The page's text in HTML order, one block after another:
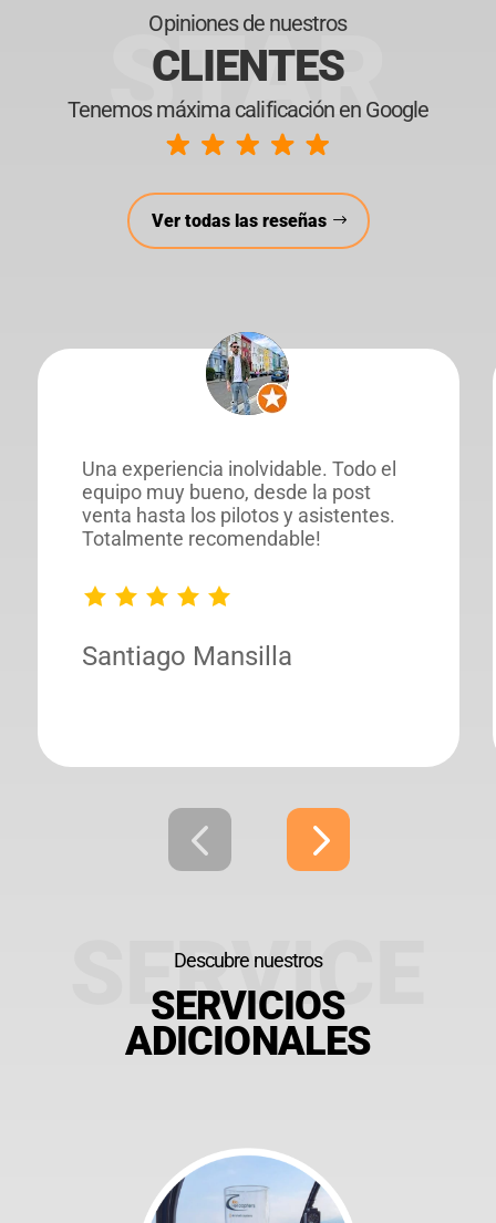
STAR
Opiniones de nuestros
CLIENTES
Tenemos máxima calificación en Google
Ver todas las reseñas
Una experiencia inolvidable. Todo el
equipo muy bueno, desde la post
venta hasta los pilotos y asistentes.
Totalmente recomendable!
Santiago Mansilla
Descubre nuestros
SERVICIOS
ADICIONALES